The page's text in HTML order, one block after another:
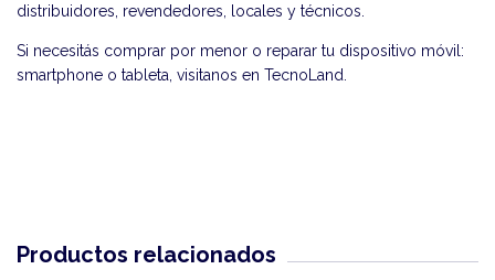
distribuidores, revendedores, locales y técnicos.
Si necesitás comprar por menor o reparar tu dispositivo móvil:
smartphone o tableta, visitanos en TecnoLand
Productos relacionados